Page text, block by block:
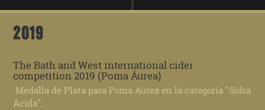
2019
The Bath and West international cider
competition 2019 (Poma Áurea)
Medalla de Plata para Poma Aurea en la categoría "Sidra
Ácida".